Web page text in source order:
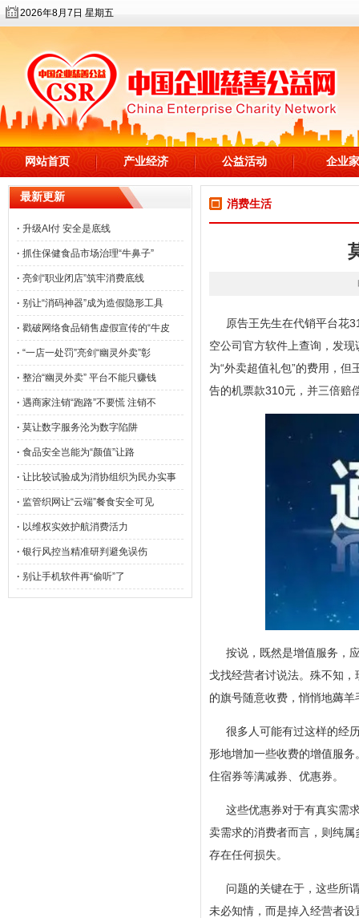
2026年8月7日 星期五
网站首页 产业经济 公益活动 企业家
最新更新
· 升级AI付 安全是底线
· 抓住保健食品市场治理“牛鼻子”
· 亮剑“职业闭店”筑牢消费底线
· 别让“消码神器”成为造假隐形工具
· 戳破网络食品销售虚假宣传的“牛皮
· “一店一处罚”亮剑“幽灵外卖”彰
· 整治“幽灵外卖” 平台不能只赚钱
· 遇商家注销“跑路”不要慌 注销不
· 莫让数字服务沦为数字陷阱
· 食品安全岂能为“颜值”让路
· 让比较试验成为消协组织为民办实事
· 监管织网让“云端”餐食安全可见
· 以维权实效护航消费活力
· 银行风控当精准研判避免误伤
· 别让手机软件再“偷听”了
消费生活
原告王先生在代销平台花
空公司官方软件上查询，发
为“外卖超值礼包”的费用，
告的机票款310元，并三倍赔
按说，既然是增值服务，
戈找经营者讨说法。殊不知
的旗号随意收费，悄悄地薅羊
很多人可能有过这样的经
形地增加一些收费的增值服
住宿券等满减券、优惠券。
这些优惠券对于有真实需
卖需求的消费者而言，则纯
存在任何损失。
问题的关键在于，这些所
未必知情，而是掉入经营者设